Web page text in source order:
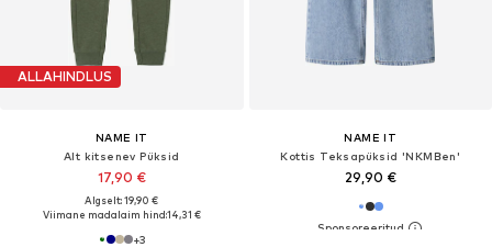
ALLAHINDLUS
NAME IT
Alt kitsenev Püksid
17,90 €
Algselt: 19,90 €
Viimane madalaim hind:14,31 €
+3
NAME IT
Kottis Teksapüksid 'NKMBen'
29,90 €